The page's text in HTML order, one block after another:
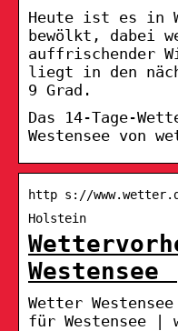
Heute ist es in
bewölkt, dabei
auffrischender
liegt in den
9 Grad.
Das 14-Tage-
Westensee von
http s://
Holstein
Wetter
für Westensee |